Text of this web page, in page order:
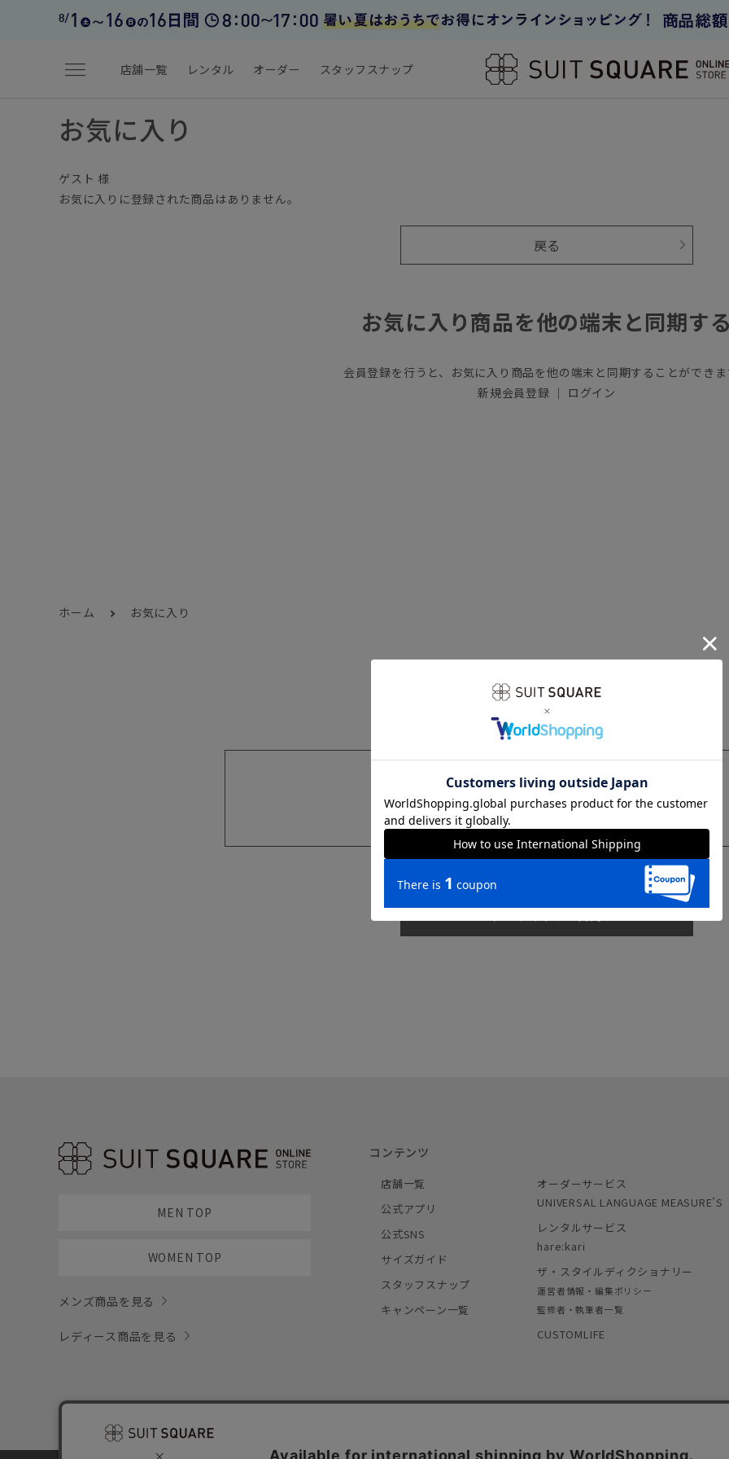
menu 店舗一覧 レンタル オーダー スタッフスナップ
お気に入り
ゲスト 様
お気に入りに登録された商品はありません。
戻る
お気に入り商品を他の端末と同期す
会員登録を行うと、お気に入り商品を他の端末と同期することができ
新規会員登録 ｜ ログイン
ホーム お気に入り
sms
MEN TOP
WOMEN TOP
メンズ商品を見る
レディース商品を見る
コンテンツ
店舗一覧
公式アプリ
公式SNS
サイズガイド
スタッフスナップ
キャンペーン一覧
オーダーサービス
UNIVERSAL LANGUAGE MEASURE’S
レンタルサービス
hare:kari
ザ・スタイルディクショナリー
運営者情報・編集ポリシー
監修者・執筆者一覧
CUSTOMLIFE